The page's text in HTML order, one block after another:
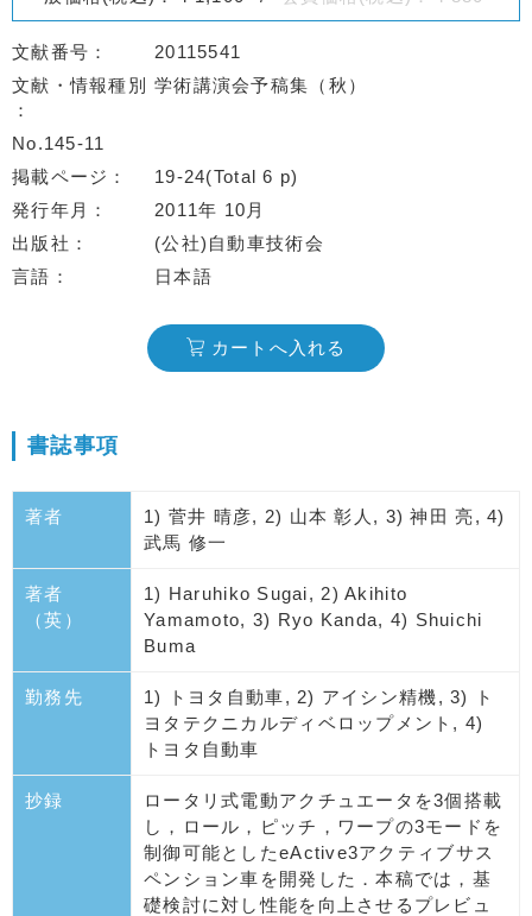
文献番号
20115541
文献・情報種別
学術講演会予稿集（秋）
No.145-11
掲載ページ
19-24(Total 6 p)
発行年月
2011年 10月
出版社
(公社)自動車技術会
言語
日本語
カートへ入れる
書誌事項
著者
1) 菅井 晴彦, 2) 山本 彰人, 3) 神田 亮, 4)
武馬 修一
著者
（英）
1) Haruhiko Sugai, 2) Akihito
Yamamoto, 3) Ryo Kanda, 4) Shuichi
Buma
勤務先
1) トヨタ自動車, 2) アイシン精機, 3) ト
ヨタテクニカルディベロップメント, 4)
トヨタ自動車
抄録
ロータリ式電動アクチュエータを3個搭載
し，ロール，ピッチ，ワープの3モードを
制御可能としたeActive3アクティブサス
ペンション車を開発した．本稿では，基
礎検討に対し性能を向上させるプレビュ